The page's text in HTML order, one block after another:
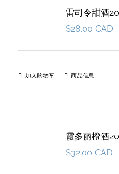
雷司令甜酒
$28.00 CAD
加入购物车 商品信息
霞多丽橙酒
$32.00 CAD